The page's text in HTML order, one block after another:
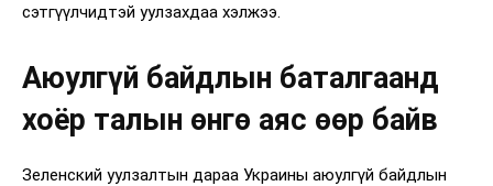
сэтгүүлчидтэй уулзахдаа хэлжээ.
Аюулгүй байдлын баталгаанд
хоёр талын өнгө аяс өөр байв
Зеленский уулзалтын дараа Украины аюулгүй байдлын